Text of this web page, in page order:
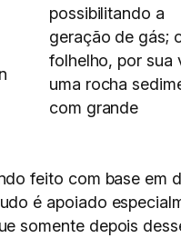
possibilitando a
geração de gás;
folhelho, por sua
uma rocha
com grande
feito com base em
é apoiado
somente depois